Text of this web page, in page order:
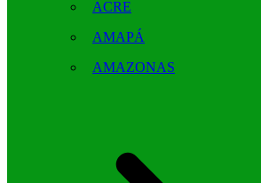
ACRE
AMAPÁ
AMAZONAS